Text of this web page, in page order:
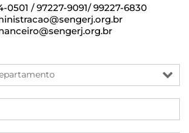
0501 / 97227-9091/ 99227-6830